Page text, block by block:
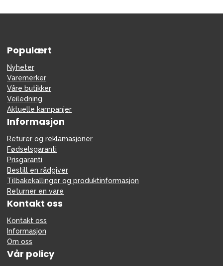
Populært
Nyheter
Varemerker
Våre butikker
Veiledning
Aktuelle kampanjer
Informasjon
Returer og reklamasjoner
Fødselsgaranti
Prisgaranti
Bestill en rådgiver
Tilbakekallinger og produktinformasjon
Returner en vare
Kontakt oss
Kontakt oss
Informasjon
Om oss
Vår policy